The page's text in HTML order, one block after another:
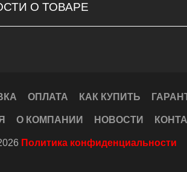
О ТОВАРЕ
ОПЛАТА КАК КУПИТЬ
О КОМПАНИИ НОВОСТИ
Политика конфиденциальности